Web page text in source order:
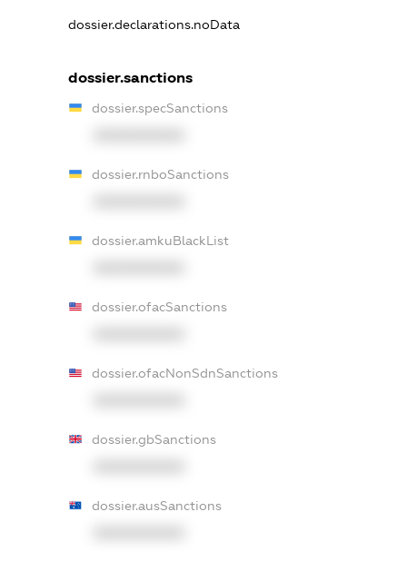
dossier.declarations.noData
dossier.sanctions
dossier.specSanctions
dossier.rnboSanctions
dossier.amkuBlackList
dossier.ofacSanctions
dossier.ofacNonSdnSanctions
dossier.gbSanctions
dossier.ausSanctions